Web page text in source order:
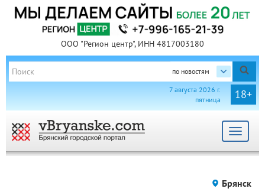
ООО "Регион центр", ИНН 4817003180
по новостям
18+
7 августа 2026 г.
пятница
Toggle
Брянск